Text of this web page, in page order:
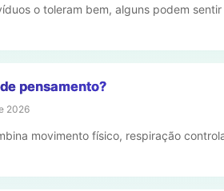
o toleram bem, alguns podem
pensamento?
2026
movimento físico, respiração